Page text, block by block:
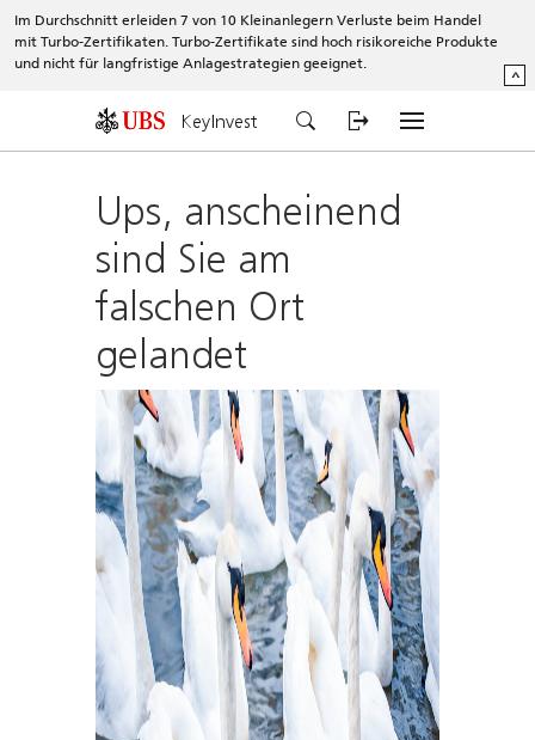
Im Durchschnitt erleiden 7 von 10 Kleinanlegern Verluste beim Handel
mit Turbo-Zertifikaten. Turbo-Zertifikate sind hoch risikoreiche Produkte
und nicht für langfristige Anlagestrategien geeignet.
^
KeyInvest
Ups, anscheinend
sind Sie am
falschen Ort
gelandet